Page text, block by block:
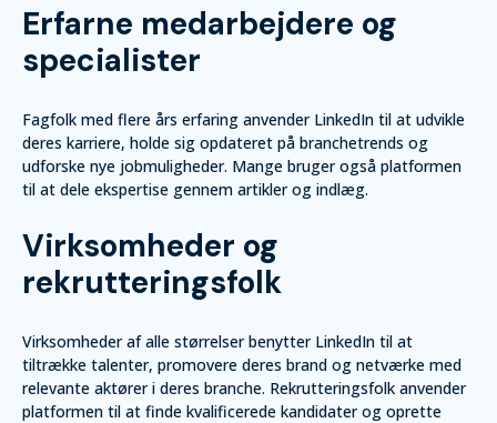
Erfarne medarbejdere og
specialister
Fagfolk med flere års erfaring anvender LinkedIn til at udvikle
deres karriere, holde sig opdateret på branchetrends og
udforske nye jobmuligheder. Mange bruger også platformen
til at dele ekspertise gennem artikler og indlæg.
Virksomheder og
rekrutteringsfolk
Virksomheder af alle størrelser benytter LinkedIn til at
tiltrække talenter, promovere deres brand og netværke med
relevante aktører i deres branche. Rekrutteringsfolk anvender
platformen til at finde kvalificerede kandidater og oprette